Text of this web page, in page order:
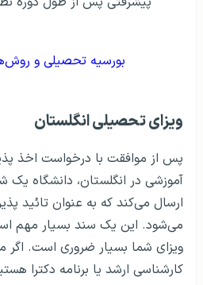
بورسیه‌ تحصیلی و
ویزای تحصیلی انگلستان
پس از موافقت با درخواست اخذ
آموزشی در انگلستان، دانشگاه یک
می‌شود. این یک سند بسیار مهم
ویزای شما بسیار ضروری است.
کارشناسی ارشد یا برنامه دکترا